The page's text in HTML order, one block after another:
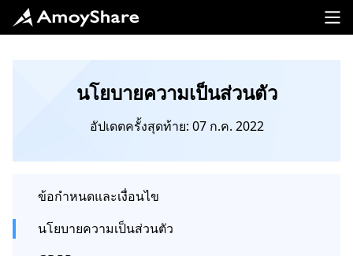
นโยบายความเป็นส่วนตัว
อัปเดตครั้งสุดท้าย: 07 ก.ค. 2022
ข้อกำหนดและเงื่อนไข
นโยบายความเป็นส่วนตัว